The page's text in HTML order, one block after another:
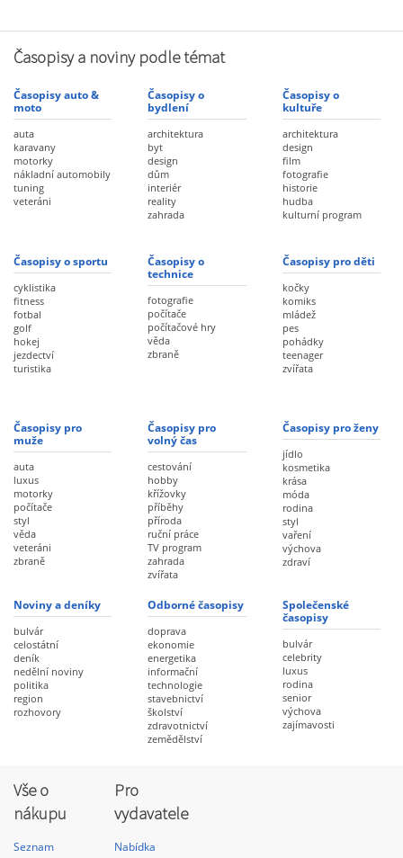
Časopisy a noviny podle témat
Časopisy auto &
moto
auta
karavany
motorky
nákladní automobily
tuning
veteráni
Časopisy o
bydlení
architektura
byt
design
dům
interiér
reality
zahrada
Časopisy o
kultuře
architektura
design
film
fotografie
historie
hudba
kulturní program
Časopisy o sportu
cyklistika
fitness
fotbal
golf
hokej
jezdectví
turistika
Časopisy o
technice
fotografie
počítače
počítačové hry
věda
zbraně
Časopisy pro děti
kočky
komiks
mládež
pes
pohádky
teenager
zvířata
Časopisy pro
muže
auta
luxus
motorky
počítače
styl
věda
veteráni
zbraně
Časopisy pro
volný čas
cestování
hobby
křížovky
příběhy
příroda
ruční práce
TV program
zahrada
zvířata
Časopisy pro ženy
jídlo
kosmetika
krása
móda
rodina
styl
vaření
výchova
zdraví
Noviny a deníky
bulvár
celostátní
deník
nedělní noviny
politika
region
rozhovory
Odborné časopisy
doprava
ekonomie
energetika
informační
technologie
stavebnictví
školství
zdravotnictví
zemědělství
Společenské
časopisy
bulvár
celebrity
luxus
rodina
senior
výchova
zajímavosti
Vše o
nákupu
Seznam
Pro
vydavatele
Nabídka